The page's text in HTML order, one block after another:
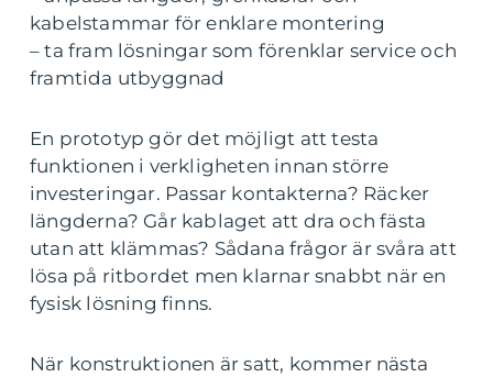
kabelstammar för enklare montering
– ta fram lösningar som förenklar service och
framtida utbyggnad
En prototyp gör det möjligt att testa
funktionen i verkligheten innan större
investeringar. Passar kontakterna? Räcker
längderna? Går kablaget att dra och fästa
utan att klämmas? Sådana frågor är svåra att
lösa på ritbordet men klarnar snabbt när en
fysisk lösning finns.
När konstruktionen är satt, kommer nästa